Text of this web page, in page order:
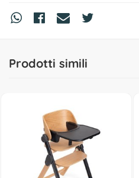
Prodotti simili